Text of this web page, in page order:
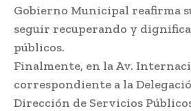
Gobierno Municipal reafirma
seguir recuperando y
públicos.
Finalmente, en la Av.
correspondiente a la
Dirección de Servicios